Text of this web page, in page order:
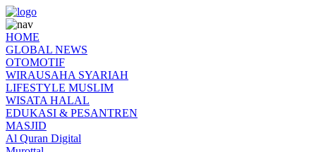
HOME
GLOBAL NEWS
OTOMOTIF
WIRAUSAHA SYARIAH
LIFESTYLE MUSLIM
WISATA HALAL
EDUKASI & PESANTREN
MASJID
Al Quran Digital